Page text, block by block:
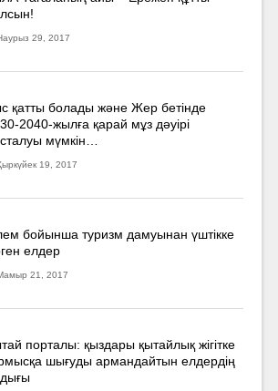
29, 2017
қатты болады және Жер бетінде
2040­-жылға қарай мұз дәуірі
мүмкін…
19, 2017
бойынша туризм дамуынан үштікке
елдер
21, 2017
порталы: қыздары қытайлық жігітке
шығуды армандайтын елдердің